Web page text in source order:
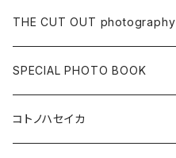
THE CUT OUT photography
MENS ARTIST
GIRLS ARTIST
SPECIAL PHOTO BOOK
LIVE PHOTO BOOK
コトノハセイカ